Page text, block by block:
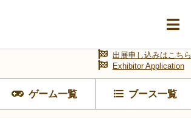
ゲーム一覧 ブース一覧
出展申し込みはこちら
Exhibitor Application